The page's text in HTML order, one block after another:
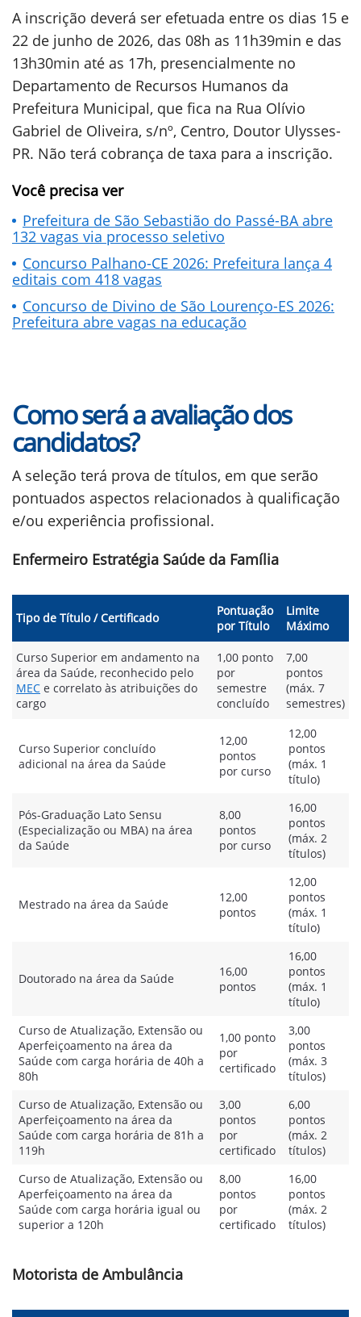
A inscrição deverá ser efetuada entre os dias 15 e
22 de junho de 2026, das 08h as 11h39min e das
13h30min até as 17h, presencialmente no
Departamento de Recursos Humanos da
Prefeitura Municipal, que fica na Rua Olívio
Gabriel de Oliveira, s/nº, Centro, Doutor Ulysses-
PR. Não terá cobrança de taxa para a inscrição.
Você precisa ver
Prefeitura de São Sebastião do Passé-BA abre
132 vagas via processo seletivo
Concurso Palhano-CE 2026: Prefeitura lança 4
editais com 418 vagas
Concurso de Divino de São Lourenço-ES 2026:
Prefeitura abre vagas na educação
Como será a avaliação dos
candidatos?
A seleção terá prova de títulos, em que serão
pontuados aspectos relacionados à qualificação
e/ou experiência profissional.
Enfermeiro Estratégia Saúde da Família
Tipo de Título / Certificado
Pontuação
por Título
Limite
Máximo
Curso Superior em andamento na
área da Saúde, reconhecido pelo
MEC e correlato às atribuições do
cargo
1,00 ponto
por
semestre
concluído
7,00
pontos
(máx. 7
semestres)
Curso Superior concluído
adicional na área da Saúde
12,00
pontos
por curso
12,00
pontos
(máx. 1
título)
Pós-Graduação Lato Sensu
(Especialização ou MBA) na área
da Saúde
8,00
pontos
por curso
16,00
pontos
(máx. 2
títulos)
Mestrado na área da Saúde
12,00
pontos
12,00
pontos
(máx. 1
título)
Doutorado na área da Saúde
16,00
pontos
16,00
pontos
(máx. 1
título)
Curso de Atualização, Extensão ou
Aperfeiçoamento na área da
Saúde com carga horária de 40h a
80h
1,00 ponto
por
certificado
3,00
pontos
(máx. 3
títulos)
Curso de Atualização, Extensão ou
Aperfeiçoamento na área da
Saúde com carga horária de 81h a
119h
3,00
pontos
por
certificado
6,00
pontos
(máx. 2
títulos)
Curso de Atualização, Extensão ou
Aperfeiçoamento na área da
Saúde com carga horária igual ou
superior a 120h
8,00
pontos
por
certificado
16,00
pontos
(máx. 2
títulos)
Motorista de Ambulância